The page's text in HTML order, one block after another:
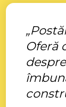
Oferă